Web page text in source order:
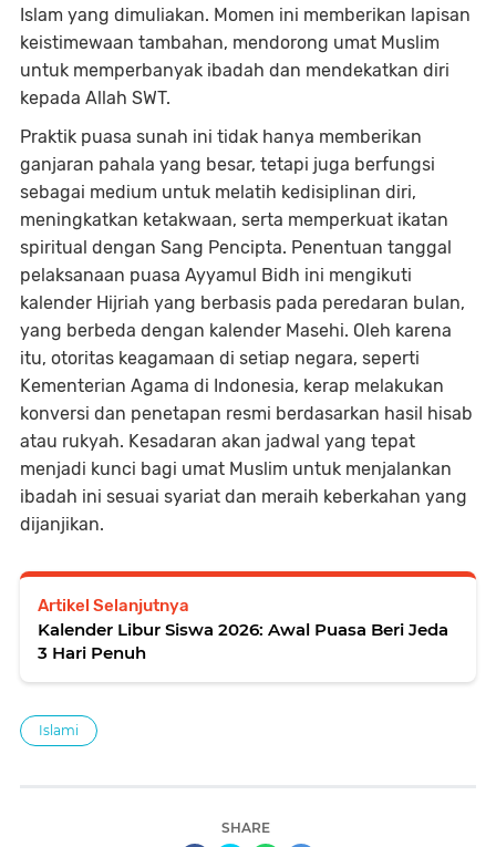
Islam yang dimuliakan. Momen ini memberikan lapisan
keistimewaan tambahan, mendorong umat Muslim
untuk memperbanyak ibadah dan mendekatkan diri
kepada Allah SWT.
Praktik puasa sunah ini tidak hanya memberikan
ganjaran pahala yang besar, tetapi juga berfungsi
sebagai medium untuk melatih kedisiplinan diri,
meningkatkan ketakwaan, serta memperkuat ikatan
spiritual dengan Sang Pencipta. Penentuan tanggal
pelaksanaan puasa Ayyamul Bidh ini mengikuti
kalender Hijriah yang berbasis pada peredaran bulan,
yang berbeda dengan kalender Masehi. Oleh karena
itu, otoritas keagamaan di setiap negara, seperti
Kementerian Agama di Indonesia, kerap melakukan
konversi dan penetapan resmi berdasarkan hasil hisab
atau rukyah. Kesadaran akan jadwal yang tepat
menjadi kunci bagi umat Muslim untuk menjalankan
ibadah ini sesuai syariat dan meraih keberkahan yang
dijanjikan.
Artikel Selanjutnya
Kalender Libur Siswa 2026: Awal Puasa Beri Jeda
3 Hari Penuh
Islami
SHARE